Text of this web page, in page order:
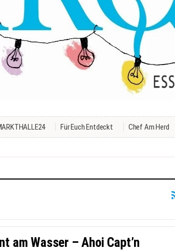
Für Euch Entdeckt Chef Am Herd
am Wasser – Ahoi Capt’n